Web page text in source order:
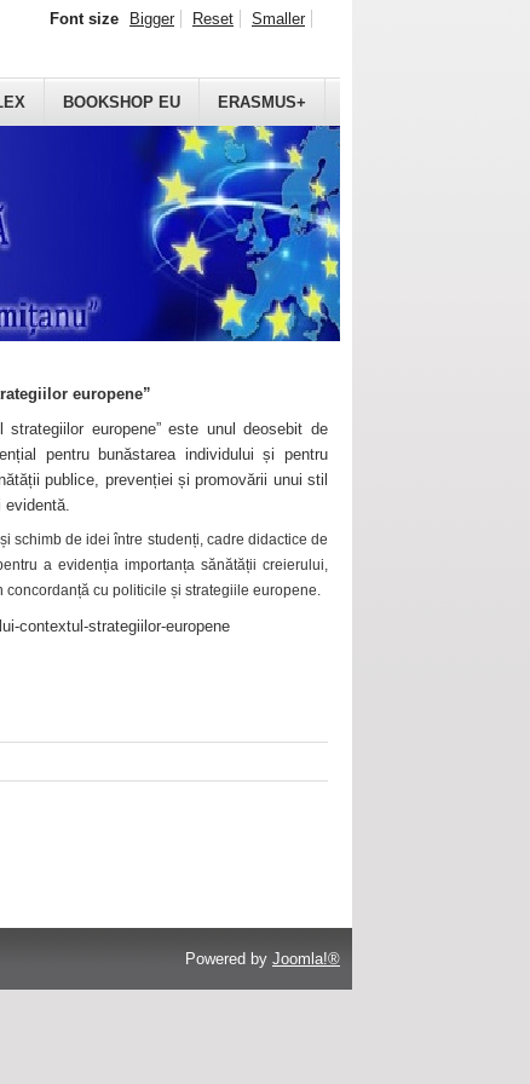
BOOKSHOP EU ERASMUS+
Font size Bigger Reset Smaller
europene”
europene” este unul deosebit de
pentru bunăstarea individului și pentru
publice, prevenției și promovării unui stil
evidentă.
schimb de idei între studenți, cadre didactice de
a evidenția importanța sănătății creierului,
cu politicile și strategiile europene.
contextul-strategiilor-europene
Powered by Joomla!®